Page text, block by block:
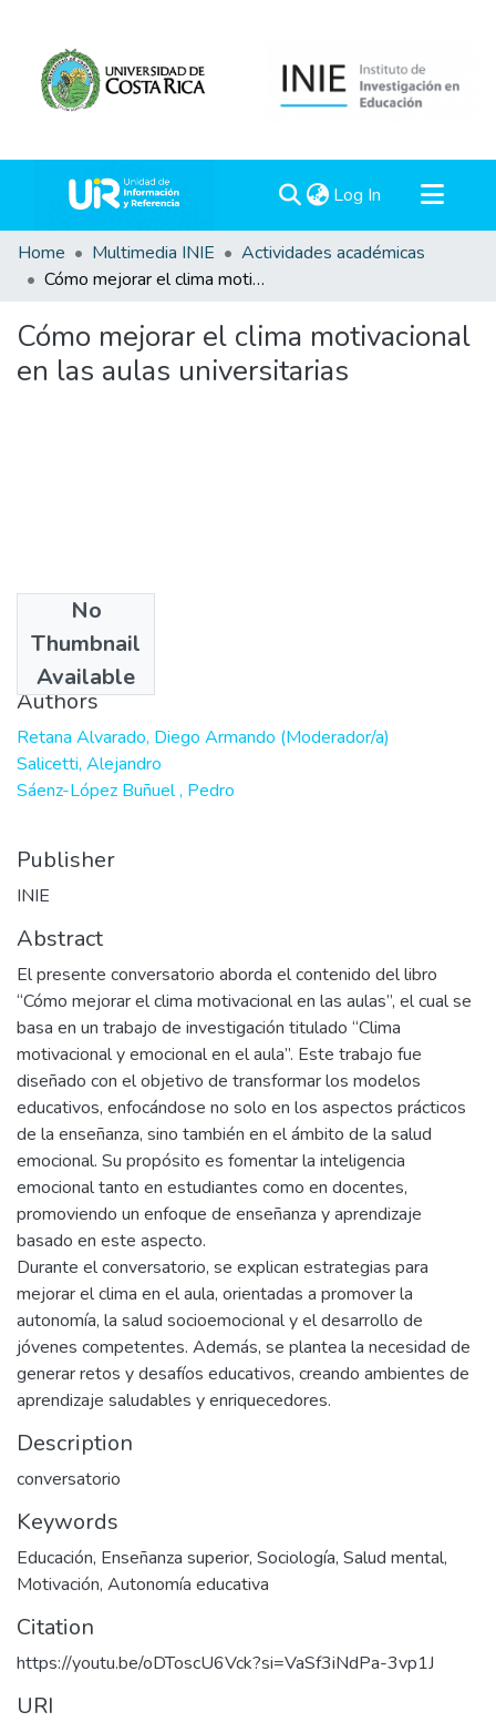
Log In (current)
Communities & Collections
All of DSpace
Statistics
Home Multimedia INIE
Actividades académicas
Cómo mejorar el clima motivacional en las aulas universitarias
Cómo mejorar el clima motivacional
en las aulas universitarias
No
Thumbnail
Available
2024-04-10
Authors
Retana Alvarado, Diego Armando (Moderador/a)
Salicetti, Alejandro
Sáenz-López Buñuel , Pedro
Publisher
INIE
Abstract
El presente conversatorio aborda el contenido del libro
“Cómo mejorar el clima motivacional en las aulas”, el cual se
basa en un trabajo de investigación titulado “Clima
motivacional y emocional en el aula”. Este trabajo fue
diseñado con el objetivo de transformar los modelos
educativos, enfocándose no solo en los aspectos prácticos
de la enseñanza, sino también en el ámbito de la salud
emocional. Su propósito es fomentar la inteligencia
emocional tanto en estudiantes como en docentes,
promoviendo un enfoque de enseñanza y aprendizaje
basado en este aspecto.
Durante el conversatorio, se explican estrategias para
mejorar el clima en el aula, orientadas a promover la
autonomía, la salud socioemocional y el desarrollo de
jóvenes competentes. Además, se plantea la necesidad de
generar retos y desafíos educativos, creando ambientes de
aprendizaje saludables y enriquecedores.
Description
conversatorio
Keywords
Educación, Enseñanza superior, Sociología, Salud mental,
Motivación, Autonomía educativa
Citation
https://youtu.be/oDToscU6Vck?si=VaSf3iNdPa-3vp1J
URI